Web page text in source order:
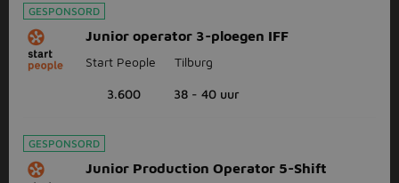
GESPONSORD
Junior operator 3-ploegen IFF
Start People Tilburg
3.600 38 - 40 uur
GESPONSORD
Junior Production Operator 5-Shift